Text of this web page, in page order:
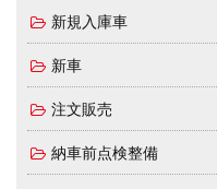
新規入庫車
新車
注文販売
納車前点検整備